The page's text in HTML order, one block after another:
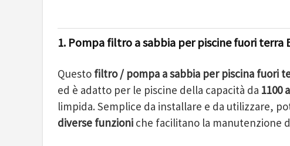
1. Pompa filtro a sabbia per piscine fuori terra
Questo filtro / pompa a sabbia per piscina fuori
ed è adatto per le piscine della capacità da 1100
limpida. Semplice da installare e da utilizzare,
diverse funzioni che facilitano la manutenzione